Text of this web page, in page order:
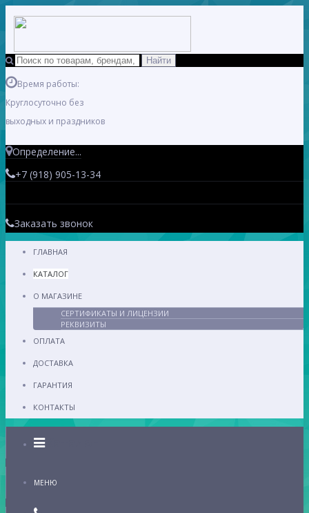
Время работы:
Круглосуточно без
выходных и праздников
Определение...
+7 (918) 905-13-34
Заказать звонок
ГЛАВНАЯ
КАТАЛОГ
О МАГАЗИНЕ
СЕРТИФИКАТЫ И ЛИЦЕНЗИИ
РЕКВИЗИТЫ
ОПЛАТА
ДОСТАВКА
ГАРАНТИЯ
КОНТАКТЫ
Каталог
МЕНЮ